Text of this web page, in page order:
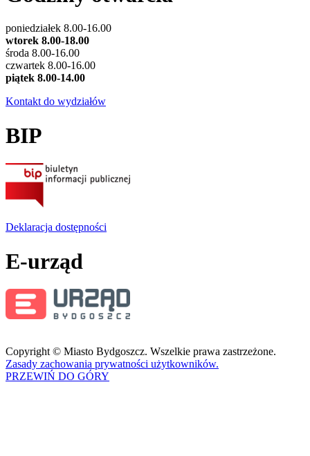
poniedziałek 8.00-16.00
wtorek 8.00-18.00
środa 8.00-16.00
czwartek 8.00-16.00
piątek 8.00-14.00
Kontakt do wydziałów
BIP
Deklaracja dostępności
E-urząd
Copyright © Miasto Bydgoszcz. Wszelkie prawa zastrzeżone.
Zasady zachowania prywatności użytkowników.
PRZEWIŃ DO GÓRY